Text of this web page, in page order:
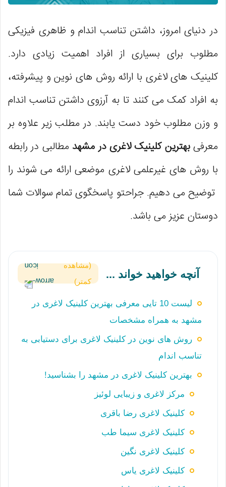
کلینیک لاغری اکسیر جوانی(ملک آباد)
کلینیک لاغری دنیز(احمد آباد)
در دنیای امروز، داشتن تناسب اندام و ظاهری فیزیکی
مطلوب برای بسیاری از افراد اهمیت زیادی دارد.
کلینیک‌ های لاغری با ارائه روش‌ های نوین و پیشرفته،
به افراد کمک می‌ کنند تا به آرزوی داشتن تناسب اندام
و وزن مطلوب خود دست یابند. در مطلب زیر علاوه بر
معرفیبهترین کلینیک لاغری در مشهد مطالبی در رابطه
با روش های غیرعلمی لاغری موضعی ارائه می شوند را
توضیح می دهیم. جراحتو پاسخگوی تمام سوالات شما
دوستان عزیز می باشد.
آنچه خواهید خواند ...
(مشاهده
کمتر)
لیست 10 تایی معرفی بهترین کلینیک لاغری در
مشهد به همراه مشخصات
روش‌ های نوین در کلینیک لاغری برای دستیابی به
تناسب اندام
بهترین کلینیک لاغری در مشهد را بشناسید!
مرکز لاغری و زیبایی لوئیز
کلینیک لاغری رضا باقری
کلینیک لاغری سیما طب
کلینیک لاغری نگین
کلینیک لاغری یاس